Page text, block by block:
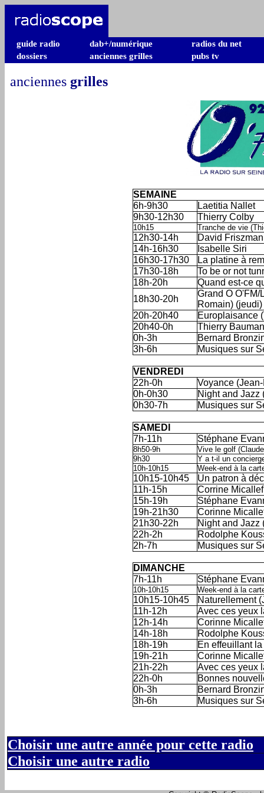
guide radio dab+/numérique
radios du net
dossiers
anciennes grilles pubs tv
anciennes grilles
SEMAINE
6h-9h30
Laetitia Nallet
9h30-12h30
Thierry Colby
10h15 Tranche de vie
12h30-14h
David Friszman
14h-16h30
Isabelle Siri
16h30-17h30
La platine à
17h30-18h
To be or not
18h-20h
Quand est-ce
18h30-20h
Grand O
Romain) (jeudi)
20h-20h40
Europlaisance
20h40-0h
Thierry
0h-3h
Bernard
3h-6h
Musiques sur
VENDREDI
22h-0h
Voyance
0h-0h30
Night and Jazz
0h30-7h
Musiques sur
SAMEDI
7h-11h
Stéphane
8h50-9h
Vive le golf
9h30
Y a t-il un
10h-10h15
Week-end à la
10h15-10h45
Un patron à
11h-15h
Corrine Micallef
15h-19h
Stéphane
19h-21h30
Corinne
21h30-22h
Night and Jazz
22h-2h
Rodolphe
2h-7h
Musiques sur
DIMANCHE
7h-11h
Stéphane
10h-10h15 Week-end à la
10h15-10h45
Naturellement
11h-12h
Avec ces yeux
12h-14h
Corinne
14h-18h
Rodolphe
18h-19h
En effeuillant
19h-21h
Corinne
21h-22h
Avec ces yeux
22h-0h
Bonnes
0h-3h
Bernard
3h-6h
Musiques sur
Choisir une autre année pour cette radio
Choisir une autre radio